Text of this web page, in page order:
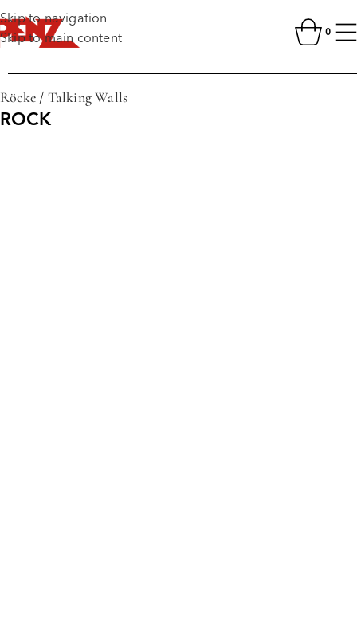
Skip to navigation
Skip to main content
0
Röcke / Talking Walls
ROCK